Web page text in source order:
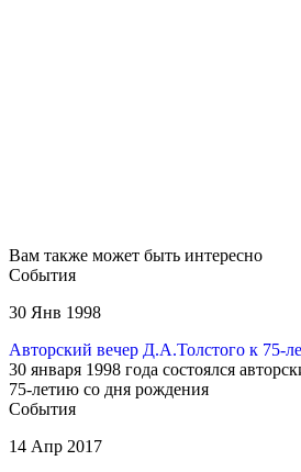
Вам также может быть интересно
События
30 Янв 1998
Авторский вечер Д.А.Толстого к 75-
30 января 1998 года состоялся
75-летию со дня рождения
События
14 Апр 2017